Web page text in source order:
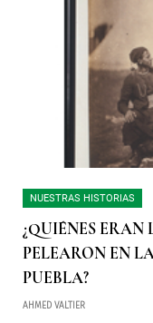
NUESTRAS HISTORIAS
¿QUIÉNES ERAN
PELEARON EN
PUEBLA?
AHMED VALTIER